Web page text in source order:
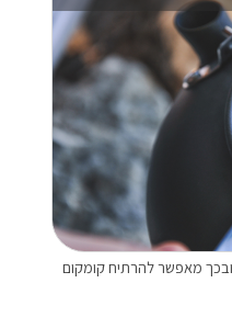
מאפשר להרתיח קומקום